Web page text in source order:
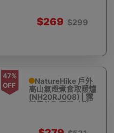
設計
$269 $299
47%
OFF
NatureHike 戶外
高山氣燈煮食取暖爐
(NH20RJ008) | 露
營垂釣取暖器 庭院